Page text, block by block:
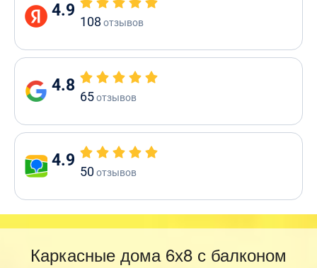
4.9
108 отзывов
4.8
65отзывов
4.9
50отзывов
Каркасные дома 6х8 с балконом